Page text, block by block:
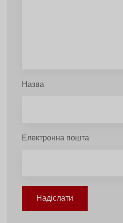
Назва
Електронна пошта
Надіслати